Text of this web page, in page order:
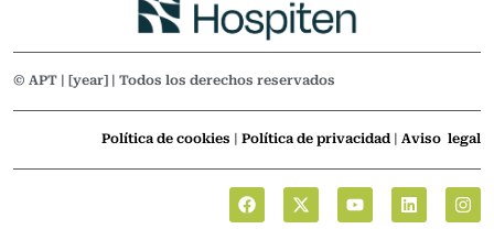
© APT | [year] | Todos los derechos reservados
Política de cookies Política de privacidad Aviso legal